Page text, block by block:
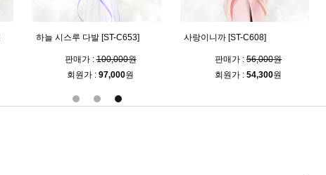
하늘 시스루 다발 [ST-C653]
판매가 :100,000원
회원가 : 97,000원
사랑이니까 [ST-C608]
판매가 : 56,000원
회원가 : 54,300원